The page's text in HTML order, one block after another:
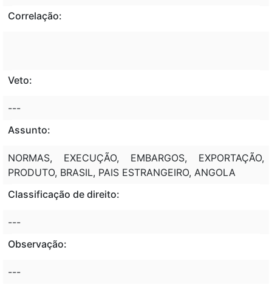
Correlação:
Veto:
---
Assunto:
NORMAS, EXECUÇÃO, EMBARGOS, EXPORTAÇÃO,
PRODUTO, BRASIL, PAIS ESTRANGEIRO, ANGOLA
Classificação de direito:
---
Observação:
---